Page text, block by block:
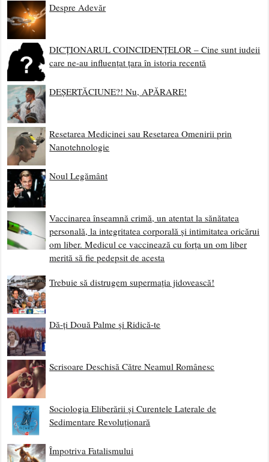
Despre Adevăr
DICȚIONARUL COINCIDENȚELOR – Cine sunt iudeii
care ne-au influențat țara în istoria recentă
DEȘERTĂCIUNE?! Nu, APĂRARE!
Resetarea Medicinei sau Resetarea Omenirii prin
Nanotehnologie
Noul Legământ
Vaccinarea înseamnă crimă, un atentat la sănătatea
personală, la integritatea corporală și intimitatea oricărui
om liber. Medicul ce vaccinează cu forța un om liber
merită să fie pedepsit de acesta
Trebuie să distrugem supermația jidovească!
Dă-ți Două Palme și Ridică-te
Scrisoare Deschisă Către Neamul Românesc
Sociologia Eliberării și Curentele Laterale de
Sedimentare Revoluționară
Împotriva Fatalismului